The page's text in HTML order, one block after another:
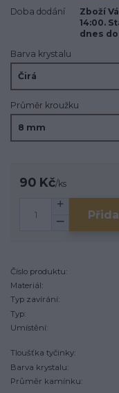
Doba dodání
Zboží
14:00.
dnes do
Barva krystalu
Průměr kroužku
90 Kč/ks
Číslo produktu:
Materiál:
Typ zavírání:
Typ:
Umístění:
Tloušťka tyčinky:
Barva krystalu:
Průměr kamínku: